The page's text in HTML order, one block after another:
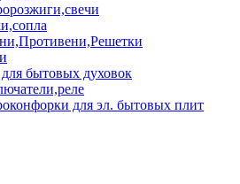
бытовых духовок
для эл. бытовых плит